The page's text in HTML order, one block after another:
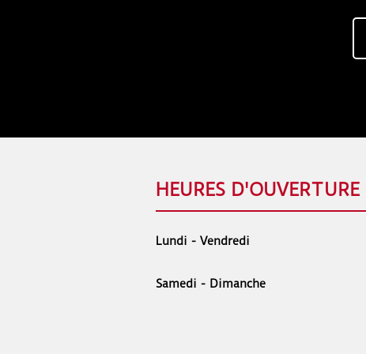
HEURES D'OUVERTURE
Lundi - Vendredi
Samedi - Dimanche